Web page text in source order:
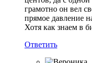
грамотно он вел
прямое давление
Хотя как знаем в
Ответить